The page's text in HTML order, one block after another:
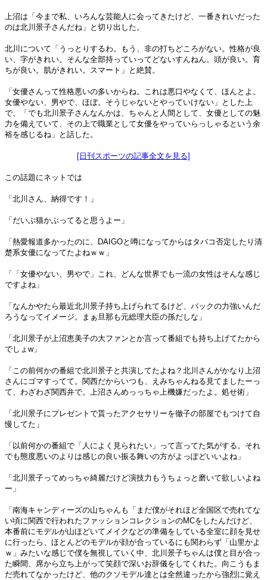
上沼は「今まで私、いろんな芸能人に会ってきたけど、一番きれいだった
のは北川景子さんだね」と切り出した。
北川について「うっとりするわ。もう、非の打ちどころがない。性格が良
い、字がきれい。そんな全部持っていってどないすんねん。頭が良い。育
ちが良い。肌がきれい。スマート」と絶賛。
「女優さんって性格悪いの多いからね。これは悪口やなくて、ほんとよ。
女優やない、男やで、ほぼ。そうじゃないとやっていけない」とした上
で、「でも北川景子さんなんかは、ちゃんと人間として、女優としての魅
力を備えていて、その上で職業として女優をやっていらっしゃるという余
裕を感じるね」と話した。
[日刊スポーツの記事全文を見る]
この話題にネットでは
「北川さん、納得です！」
「だいぶ猫かぶってると思うよー」
「熱愛報道多かったのに、DAIGOと噂になってからはタバコ否定したり清
楚系女優になってたよねｗｗ」
「「女優やない、男やで」これ、どんな世界でも一流の女性はそんな感じ
ですよね」
「なんかやたら最近北川景子持ち上げられてるけど、バックの力強いんだ
ろうなってイメージ。まぁ旦那も元総理大臣の孫だしな」
「北川景子が上沼恵美子の大ファンとか言って番組でも持ち上げてたから
でしょw」
「この前何かの番組で北川景子と共演してたよね？北川さんがかなり上沼
さんにゴマすってて。関西だからいつも、えみちゃんねる見てましたーっ
て、わざわざ関西弁で。上沼さんめっっちゃ上機嫌だったよ。処せ術」
「北川景子にプレゼントで貰ったアクセサリーを徹子の部屋でもつけて自
慢してた」
「以前何かの番組で「人によく見られたい」って言ってた気がする。それ
でも態度悪いのよりは感じの良い振る舞いの方がよっぽどいいよね」
「北川景子ってめっちゃ綺麗だけど演技力もうちょっと磨いて欲しいよね
ー」
「南海キャンディーズの山ちゃんも「まだ僕がそれほど全国区で売れてな
い頃に関西で行われたファッションコレクションのMCをしたんだけど、
本番前にモデルが山ほどいてメイクなどの準備をしている全室に顔を見せ
に行ったら、ほとんどのモデルが顔が合っているにも関わらず「山里かよ
ｗ」みたいな感じで僕を無視していく中、北川景子ちゃんは僕と目が合っ
た瞬間、席から立ち上がって笑顔で深いお辞儀をしてくれた。向こうもま
だ売れてなかったけど、他のクソモデル達とは全然違ったから強烈に覚え